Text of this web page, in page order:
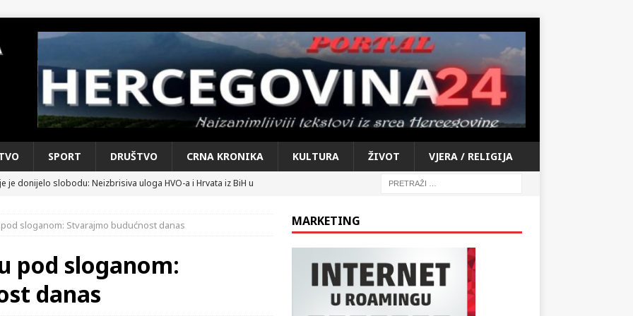
SPORT DRUŠTVO CRNA KRONIKA KULTURA ŽIVOT VJERA / RELIGIJA
je donijelo slobodu: Neizbrisiva uloga HVO-a i Hrvata iz BiH u
Večer u kojoj Knin, iseljena i domovinska Hrvatska dišu
DOMOVINSKI RAT
iz sažetka dnevnih događaja za protekli vikend
sloganom: Stvarajmo budućnost danas
pod sloganom:
danas
MARKETING